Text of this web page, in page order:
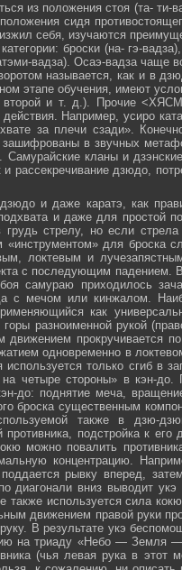
из положения стоя (та- ти-
сидя
себя, изучаются
броски (на- гэ-
вадза). Осаэ-вадза чаще
называется, как и в
этапе обучения, имеют
и т. д.). Прочие
Например, усиро
за плечи сзади».
в звучных
Самурайские кланы и
и рассекречивание дзюдо,
и даже каратэ, как
и даже для простой
стрелу, но если
для броска
локтевым и
с последующим падением.
самураю приходилось
с мечом или кинжалом.
как
разноименной рукой
движением прокручивается
одновременно в
только сгиб в
на четыре стороны» в кэн-
до: поднятие меча,
броска существенным
также в дзю-
подстройка к
можно повалить
концентрацию.
поддается рывку вперед,
диагонали вниз выводит
также используется сила
движением правой руки
В результате укэ
на триаду «Небо — Земля —
(чья левая рука в этот